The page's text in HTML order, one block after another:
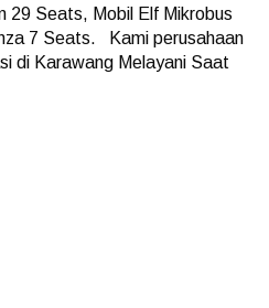
29 Seats, Mobil Elf Mikrobus
7 Seats. Kami perusahaan
di Karawang Melayani Saat